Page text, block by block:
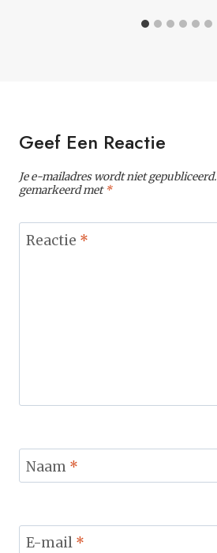
Geef Een Reactie
Je e-mailadres wordt niet gepubliceerd.
gemarkeerd met*
Reactie *
Naam *
E-mail *